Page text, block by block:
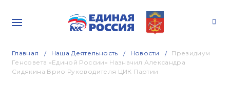
Главная Наша Деятельность Новости
Президиум
Генсовета «Единой России» Назначил Александра
Сидякина Врио Руководителя ЦИК Партии